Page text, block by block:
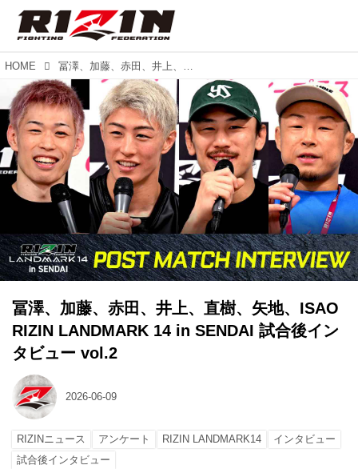
HOME 冨澤、加藤、赤田、井上、直樹、矢地、ISAO RIZIN LANDMARK 14 in SENDAI 試合後インタビュー vol.2
冨澤、加藤、赤田、井上、直樹、矢地、ISAO
RIZIN LANDMARK 14 in SENDAI 試合後イン
タビュー vol.2
2026-06-09
RIZINニュース アンケート RIZIN LANDMARK14
インタビュー
試合後インタビュー